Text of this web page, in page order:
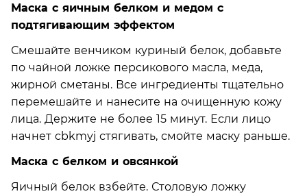
Маска с яичным белком и медом с
подтягивающим эффектом
Смешайте венчиком куриный белок, добавьте
по чайной ложке персикового масла, меда,
жирной сметаны. Все ингредиенты тщательно
перемешайте и нанесите на очищенную кожу
лица. Держите не более 15 минут. Если лицо
начнет cbkmyj стягивать, смойте маску раньше.
Маска с белком и овсянкой
Яичный белок взбейте. Столовую ложку